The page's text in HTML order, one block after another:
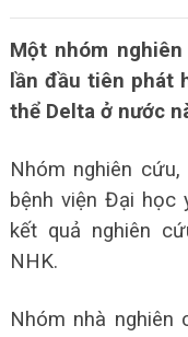
Một nhóm
lần đầu tiên phát
thể Delta ở nước
Nhóm nghiên
bệnh viện Đại học
kết quả nghiên
NHK.
Nhóm nhà